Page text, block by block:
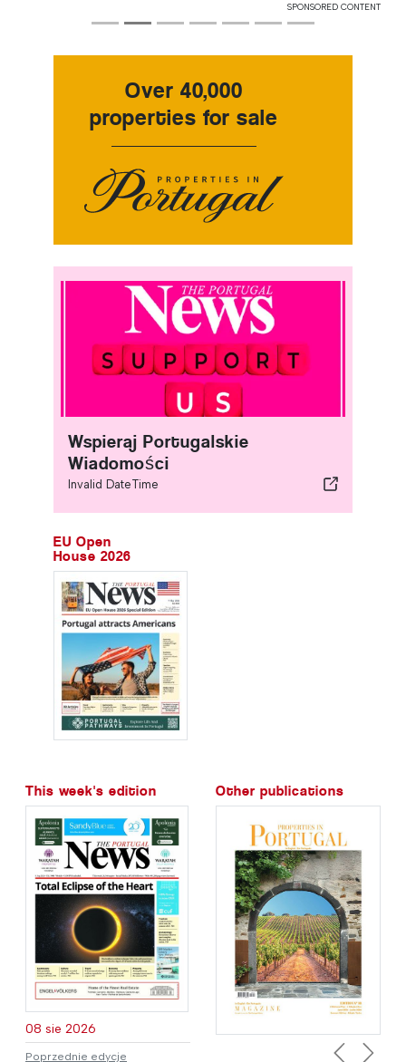
SPONSORED CONTENT
Over 40,000
properties for sale
Wspieraj Portugalskie
Wiadomości
Invalid DateTime
EU Open
House 2026
This week's edition
08 sie 2026
Poprzednie edycje
Other publications